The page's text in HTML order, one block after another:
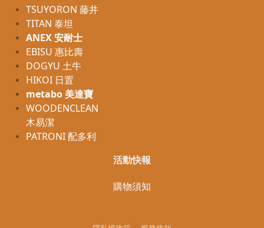
TSUYORON 藤井
TITAN 泰坦
ANEX 安耐士
EBISU 惠比壽
DOGYU 土牛
HIKOI 日置
metabo 美達寶
WOODENCLEAN
木易潔
PATRONI 配多利
活動快報
購物須知